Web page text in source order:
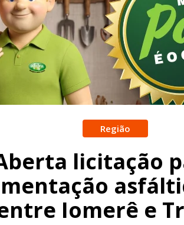
Região
licitação
Iomerê e